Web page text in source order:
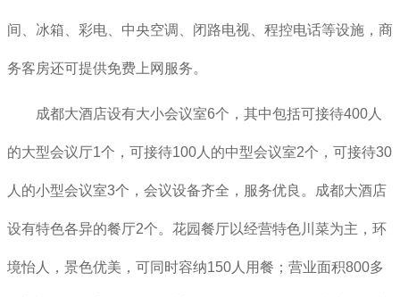
间、冰箱、彩电、中央空调、闭路电视、程控电话等设施，商
务客房还可提供免费上网服务。
成都大酒店设有大小会议室6个，其中包括可接待400人
的大型会议厅1个，可接待100人的中型会议室2个，可接待30
人的小型会议室3个，会议设备齐全，服务优良。 成都大酒店
设有特色各异的餐厅2个。花园餐厅以经营特色川菜为主，环
境怡人，景色优美，可同时容纳150人用餐；营业面积800多